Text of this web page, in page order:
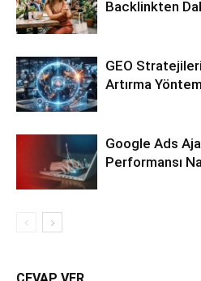
Backlinkten
GEO
Artırma
Google Ads
Performansı
CEVAP VER